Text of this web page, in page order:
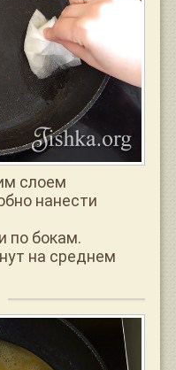
слоем
нанести
по бокам.
на среднем